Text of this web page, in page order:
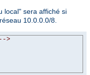
local" sera affiché si
10.0.0.0/8.
>